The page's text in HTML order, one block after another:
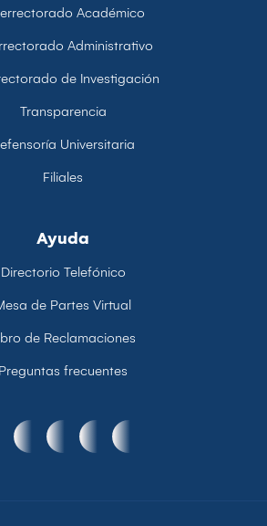
Académico
Administrativo
de Investigación
Transparencia
Universitaria
Filiales
Ayuda
Directorio Telefónico
de Partes Virtual
de Reclamaciones
Preguntas frecuentes